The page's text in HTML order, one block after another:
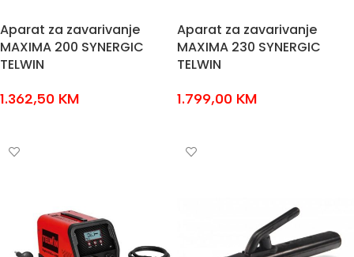
Aparat za zavarivanje
MAXIMA 200 SYNERGIC
TELWIN
1.362,50 KM
Aparat za zavarivanje
MAXIMA 230 SYNERGIC
TELWIN
1.799,00 KM